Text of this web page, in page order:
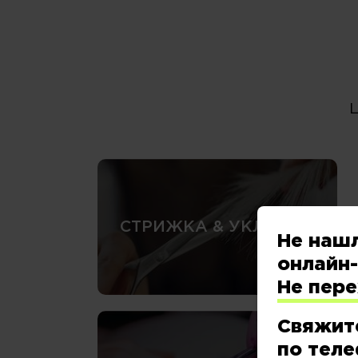
СТРИЖКА & УКЛАДКА
Не
Не
по